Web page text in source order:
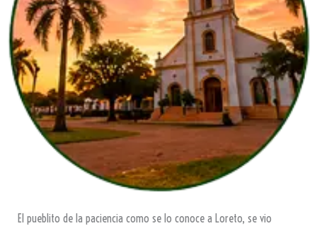
El pueblito de la paciencia como se lo conoce a Loreto, se vio